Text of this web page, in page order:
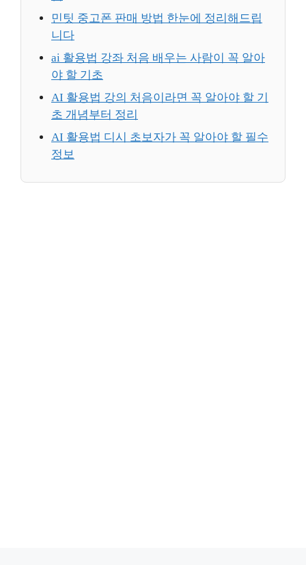
민팃 중고폰 판매 방법 한눈에 정리해드립
니다
ai 활용법 강좌 처음 배우는 사람이 꼭 알아
야 할 기초
AI 활용법 강의 처음이라면 꼭 알아야 할 기
초 개념부터 정리
AI 활용법 디시 초보자가 꼭 알아야 할 필수
정보